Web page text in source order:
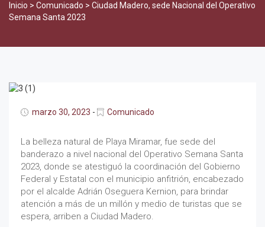
Inicio > Comunicado > Ciudad Madero, sede Nacional del Operativo
Semana Santa 2023
marzo 30, 2023 - Comunicado
La belleza natural de Playa Miramar, fue sede del
banderazo a nivel nacional del Operativo Semana Santa
2023, donde se atestiguó la coordinación del Gobierno
Federal y Estatal con el municipio anfitrión, encabezado
por el alcalde Adrián Oseguera Kernion, para brindar
atención a más de un millón y medio de turistas que se
espera, arriben a Ciudad Madero.